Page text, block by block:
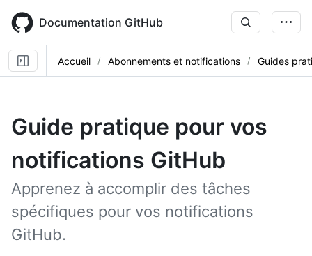
main
content
Documentation GitHub
Accueil Abonnements et notifications Guides
Guide pratique pour vos
notifications GitHub
Apprenez à accomplir des tâches
spécifiques pour vos notifications
GitHub.